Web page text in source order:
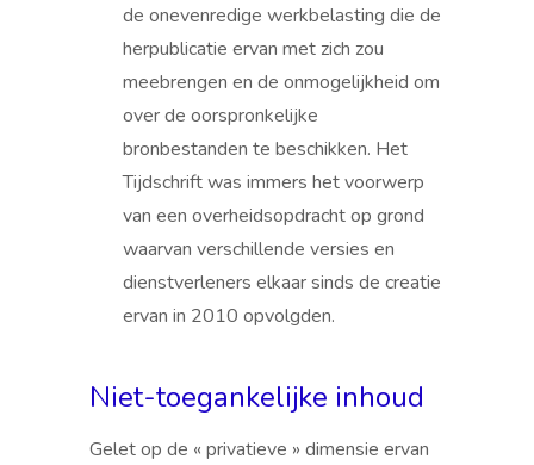
de onevenredige werkbelasting die de
herpublicatie ervan met zich zou
meebrengen en de onmogelijkheid om
over de oorspronkelijke
bronbestanden te beschikken. Het
Tijdschrift was immers het voorwerp
van een overheidsopdracht op grond
waarvan verschillende versies en
dienstverleners elkaar sinds de creatie
ervan in 2010 opvolgden.
Niet-toegankelijke inhoud
Gelet op de « privatieve » dimensie ervan